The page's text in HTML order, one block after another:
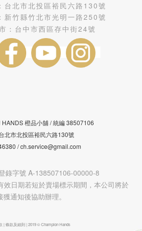
台北市北投區裕民六路130號
新竹縣竹北市光明一路250號
： 台中市西區存中街24號
HANDS 橙品小舖 /統編38507106
北市北投區裕民六路130號
/ ch.service@gmail.com
錄字號 A-138507106-00000-8
效日期若短於賣場標示期間，本公司將於
獲通知後協助辦理。
條款及細則 | 2019 © Champion Hands